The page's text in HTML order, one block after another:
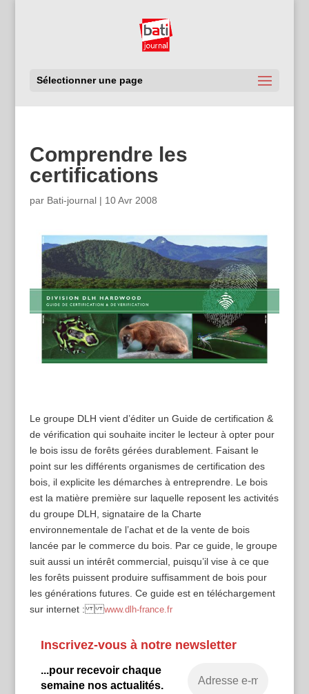
Sélectionner une page
Comprendre les
certifications
par Bati-journal| 10 Avr 2008
Le groupe DLH vient d’éditer un Guide de certification &
de vérification qui souhaite inciter le lecteur à opter pour
le bois issu de forêts gérées durablement. Faisant le
point sur les différents organismes de certification des
bois, il explicite les démarches à entreprendre. Le bois
est la matière première sur laquelle reposent les activités
du groupe DLH, signataire de la Charte
environnementale de l’achat et de la vente de bois
lancée par le commerce du bois. Par ce guide, le groupe
suit aussi un intérêt commercial, puisqu’il vise à ce que
les forêts puissent produire suffisamment de bois pour
les générations futures. Ce guide est en téléchargement
sur internet :www.dlh-france.fr
Inscrivez-vous à notre newsletter
...pour recevoir chaque
semaine nos actualités.